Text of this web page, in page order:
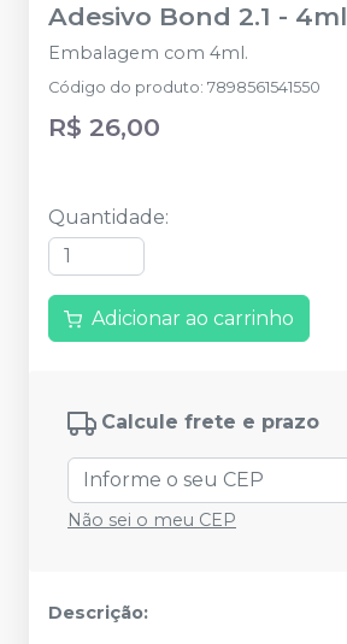
Adesivo Bond 2.1 - 4ml
Embalagem com 4ml.
Código do produto: 7898561541550
R$ 26,00
Quantidade:
Adicionar ao carrinho
Calcule frete e prazo
Não sei o meu CEP
Descrição: